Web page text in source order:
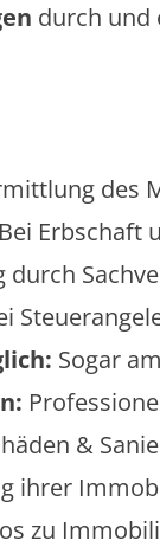
durch und
des
Bei Erbschaft
durch
Sogar
&
ihrer
zu